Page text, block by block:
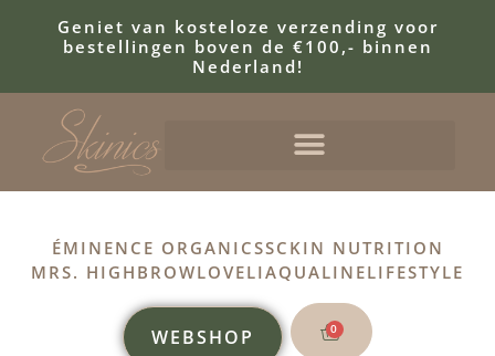
Geniet van kosteloze verzending voor
bestellingen boven de €100,- binnen
Nederland!
ÉMINENCE ORGANICSSCKIN NUTRITION
MRS. HIGHBROWLOVELIAQUALINELIFESTYLE
WEBSHOP 0